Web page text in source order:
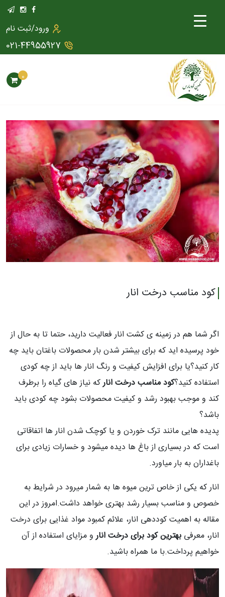
ورود/ثبت نام
021-44955927
0
کود مناسب درخت انار
اگر شما هم در زمینه ی کشت انار فعالیت دارید، حتما تا به حال از
خود پرسیده اید که برای بیشتر شدن بار محصولات باغتان باید چه
کار کنید؟یا برای افزایش کیفیت و رنگ انار ها باید از چه کودی
استفاده کنید؟کود مناسب درخت انارکه نیاز های گیاه را برطرف
کند و موجب بهبود رشد و کیفیت محصولات بشود چه کودی باید
باشد؟
پدیده هایی مانند ترک خوردن و یا کوچک شدن انار ها اتفاقاتی
است که در بسیاری از باغ ها دیده میشود و خسارات زیادی برای
باغداران به بار میاورد.
انار که یکی از خاص ترین میوه ها به شمار میرود در شرایط به
خصوص و مناسب بسیار رشد بهتری خواهد داشت.امروز در این
مقاله به اهمیت کوددهی انار، علائم کمبود مواد غذایی برای درخت
انار، معرفی بهترین کود برای درخت انارو مزایای استفاده از آن
خواهیم پرداخت.با ما همراه باشید.